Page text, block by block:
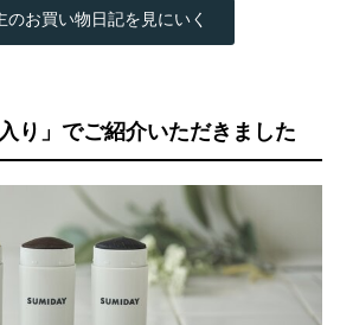
のお買い物日記を見にいく
り」でご紹介いただきました